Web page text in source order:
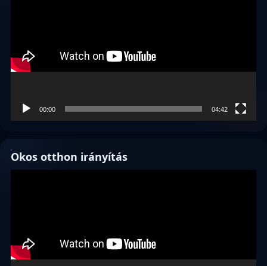
00:00 04:42
Okos otthon irányítás